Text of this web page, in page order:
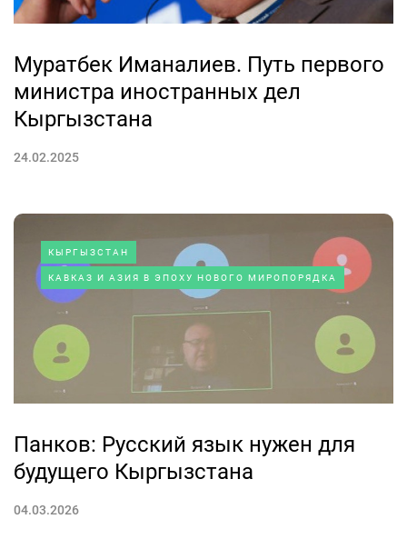
Муратбек Иманалиев. Путь первого
министра иностранных дел
Кыргызстана
24.02.2025
КЫРГЫЗСТАН
КАВКАЗ И АЗИЯ В ЭПОХУ НОВОГО МИРОПОРЯДКА
Панков: Русский язык нужен для
будущего Кыргызстана
04.03.2026